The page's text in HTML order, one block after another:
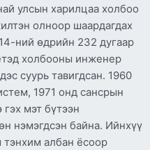
улсын харилцаа холбоо
олноор шаардагдах
ний өдрийн 232 дугаар
холбооны инженер
суурь тавигдсан. 1960
1971 онд сансрын
мэт бүтээн
нэмэгдсэн байна. Ийнхүү
албан ёсоор